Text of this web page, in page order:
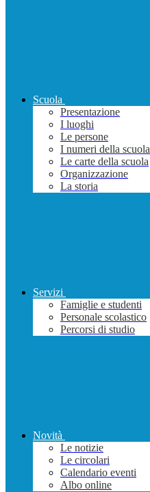
Scuola
Presentazione
I luoghi
Le persone
I numeri della scuola
Le carte della scuola
Organizzazione
La storia
Servizi
Famiglie e studenti
Personale scolastico
Percorsi di studio
Novità
Le notizie
Le circolari
Calendario eventi
Albo online